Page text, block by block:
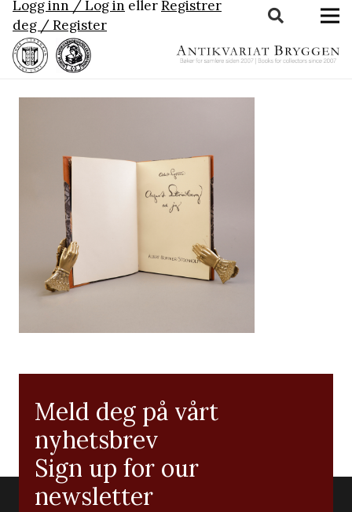
Logg inn / Log in ellerRegistrer
deg / Register
Meld deg på vårt
nyhetsbrev
Sign up for our
newsletter